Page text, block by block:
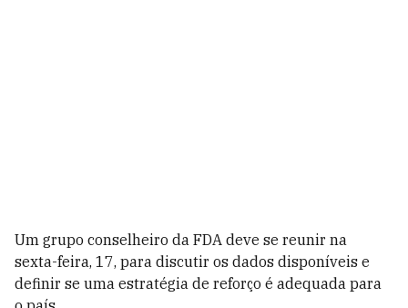
Um grupo conselheiro da FDA deve se reunir na
sexta-feira, 17, para discutir os dados disponíveis e
definir se uma estratégia de reforço é adequada para